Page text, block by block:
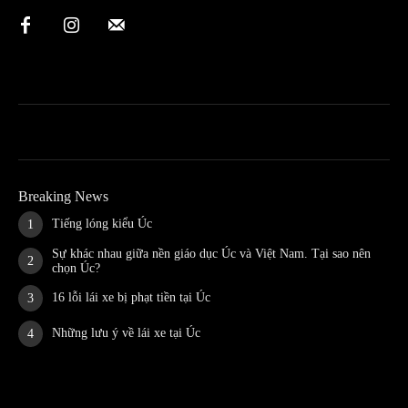
Breaking News
Tiếng lóng kiểu Úc
Sự khác nhau giữa nền giáo dục Úc và Việt Nam. Tại sao nên
chọn Úc?
16 lỗi lái xe bị phạt tiền tại Úc
Những lưu ý về lái xe tại Úc